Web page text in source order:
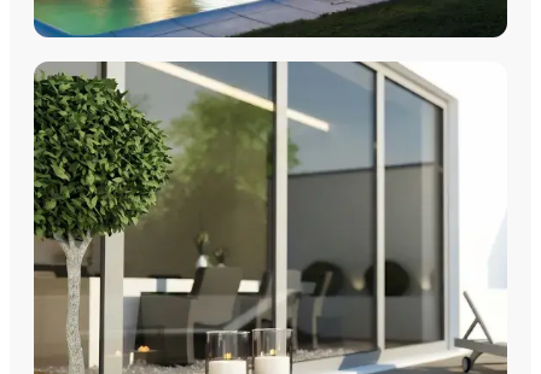
FENÊTRES
Fenêtres PVC Fenêtres Aluminium
Fenêtres Multimatériaux
Fenêtres Bois
Découvrez nos fenêtres PVC, aluminium, bois et
multimatériaux, avec pose par les équipes Plein Jour Habitat.
DÉCOUVRIR